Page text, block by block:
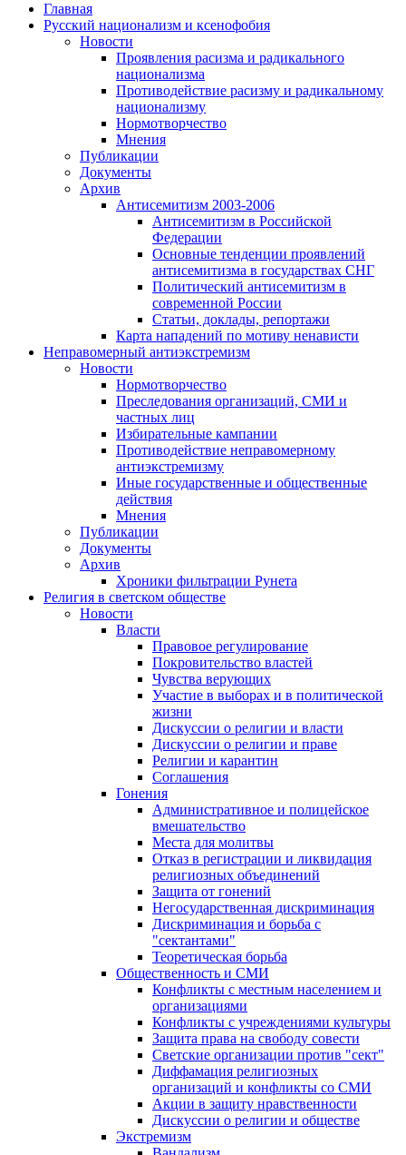
Главная
Русский национализм и ксенофобия
Новости
Проявления расизма и радикального
национализма
Противодействие расизму и радикальному
национализму
Нормотворчество
Мнения
Публикации
Документы
Архив
Антисемитизм 2003-2006
Антисемитизм в Российской
Федерации
Основные тенденции проявлений
антисемитизма в государствах СНГ
Политический антисемитизм в
современной России
Статьи, доклады, репортажи
Карта нападений по мотиву ненависти
Неправомерный антиэкстремизм
Новости
Нормотворчество
Преследования организаций, СМИ и
частных лиц
Избирательные кампании
Противодействие неправомерному
антиэкстремизму
Иные государственные и общественные
действия
Мнения
Публикации
Документы
Архив
Хроники фильтрации Рунета
Религия в светском обществе
Новости
Власти
Правовое регулирование
Покровительство властей
Чувства верующих
Участие в выборах и в политической
жизни
Дискуссии о религии и власти
Дискуссии о религии и праве
Религии и карантин
Соглашения
Гонения
Административное и полицейское
вмешательство
Места для молитвы
Отказ в регистрации и ликвидация
религиозных объединений
Защита от гонений
Негосударственная дискриминация
Дискриминация и борьба с
"сектантами"
Теоретическая борьба
Общественность и СМИ
Конфликты с местным населением и
организациями
Конфликты с учреждениями культуры
Защита права на свободу совести
Светские организации против "сект"
Диффамация религиозных
организаций и конфликты со СМИ
Акции в защиту нравственности
Дискуссии о религии и обществе
Экстремизм